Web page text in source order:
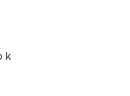
k